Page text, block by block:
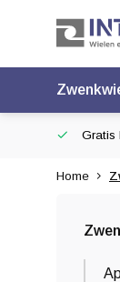
Gratis
Home